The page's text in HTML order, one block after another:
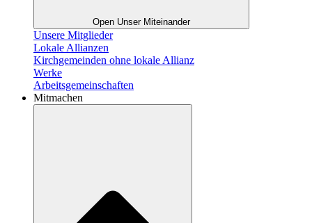
Open Unser Miteinander
Unsere Mitglieder
Lokale Allianzen
Kirchgemeinden ohne lokale Allianz
Werke
Arbeitsgemeinschaften
Mitmachen